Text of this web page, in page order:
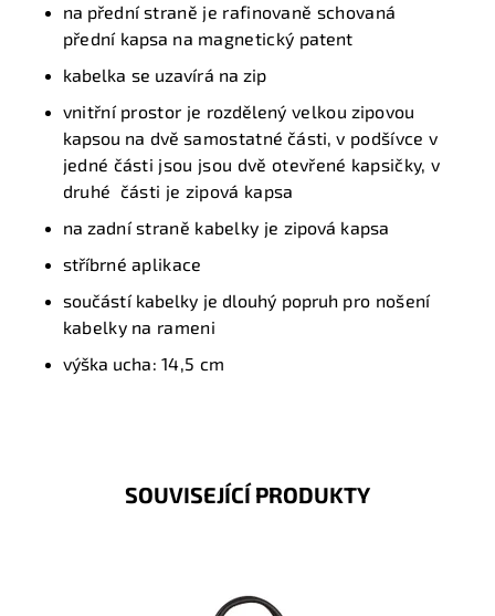
na přednístraně je rafinovaně schovaná
přední kapsa na magnetický patent
kabelka se uzavírá na zip
vnitřní prostor je rozdělený velkouzipovou
kapsou na dvě samostatné části, v podšívce v
jedné části jsou jsou dvě otevřené kapsičky, v
druhé části je zipová kapsa
na zadnístraně kabelky je zipová kapsa
stříbrné aplikace
součástí kabelky je dlouhý popruh pro nošení
kabelky na rameni
výška ucha: 14,5 cm
SOUVISEJÍCÍ PRODUKTY